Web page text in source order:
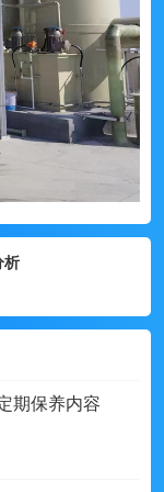
析
期保养内容